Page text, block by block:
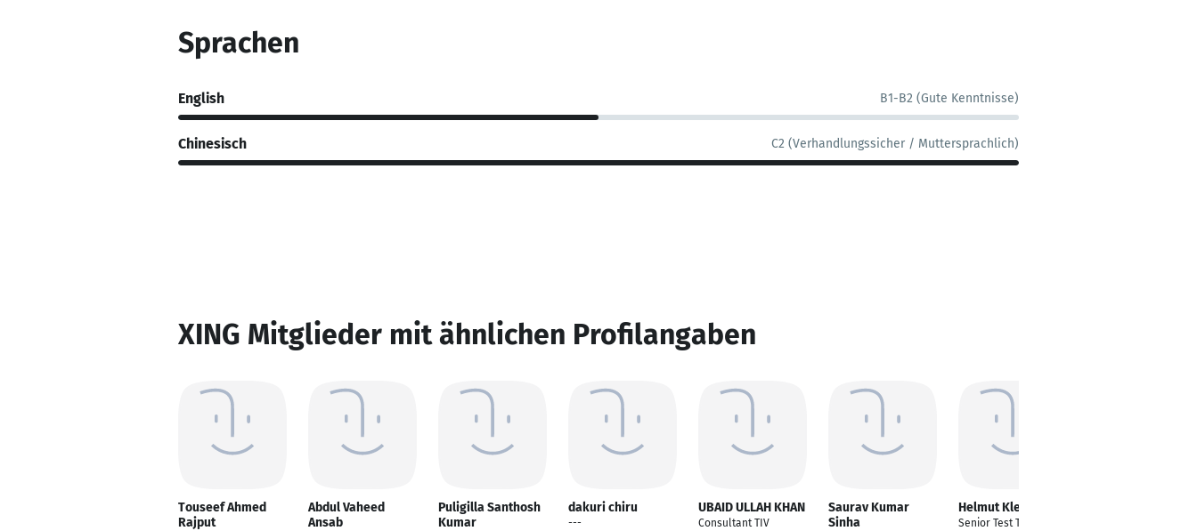
Sprachen
English B1-B2 (Gute Kenntnisse)
Chinesisch C2 (Verhandlungssicher / Muttersprachlich)
XING Mitglieder mit ähnlichen Profilangaben
Touseef Ahmed
Rajput
Abdul Vaheed
Ansab
Puligilla Santhosh
Kumar
dakuri chiru
---
UBAID ULLAH KHAN
Consultant TIV
Saurav Kumar
Sinha
Helmut Klein
Senior Test Techniker